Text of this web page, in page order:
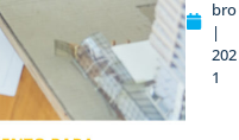
bro
|
202
1